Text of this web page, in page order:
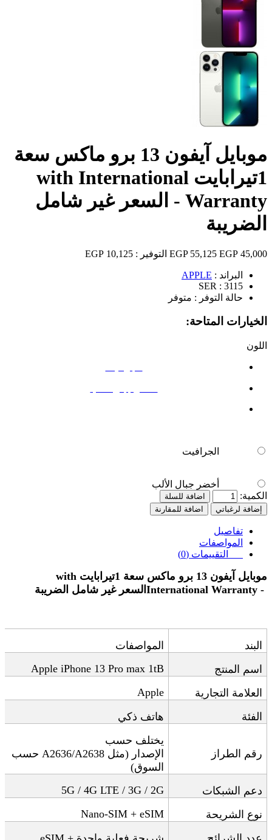
موبايل آيفون 13 برو ماكس سعة
1تيرابايت with International
Warranty - السعر غير شامل
الضريبة
45,000 EGP
55,125 EGP التوفير : 10,125 EGP
البراند : APPLE
SER : 3115
حالة التوفر : متوفر
الخيارات المتاحة:
اللون
الجرافيت
أخضر جبال الألب
الكمية:
اضافة للسلة
إضافة لرغباتي
اضافة للمقارنة
تفاصيل
المواصفات
التقييمات (0)
موبايل آيفون 13 برو ماكس سعة 1تيرابايت
with
International Warranty - السعر غير شامل الضريبة
البند
المواصفات
اسم المنتج
Apple iPhone 13 Pro max 1tB
العلامة التجارية
Apple
الفئة
هاتف ذكي
رقم الطراز
يختلف حسب
الإصدار (مثل A2636/A2638 حسب
السوق)
دعم الشبكات
5G / 4G LTE / 3G / 2G
نوع الشريحة
Nano-SIM + eSIM